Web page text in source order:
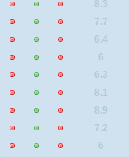
8.3
7.7
6.4
6
6.3
8.1
8.9
7.2
6